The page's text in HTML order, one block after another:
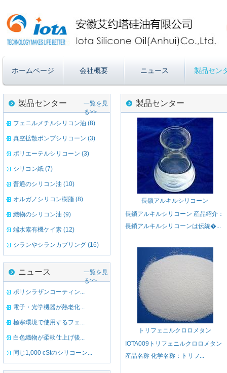
ホームページ 会社概要 ニュース 製品セン
製品センター
一覧を見
る>>
フェニルメチルシリコン油 (8)
真空拡散ポンプシリコーン (3)
ポリエーテルシリコーン (3)
シリコン紙 (7)
普通のシリコン油 (10)
オルガノシリコン樹脂 (8)
織物のシリコン油 (9)
端水素有機ケイ素 (12)
シランやシランカプリング (16)
ニュース
一覧を見
る>>
ポリシラザンコーティン...
電子・光学機器が熱老化...
極寒環境で使用するフェ...
白色織物が柔軟仕上げ後...
同じ1,000 cStのシリコーン...
製品センター
長鎖アルキルシリコーン
長鎖アルキルシリコーン 産品紹介：
長鎖アルキルシリコーンは伝統�...
トリフェニルクロロメタン
IOTA009トリフェニルクロロメタン
産品名称 化学名称：トリフ...